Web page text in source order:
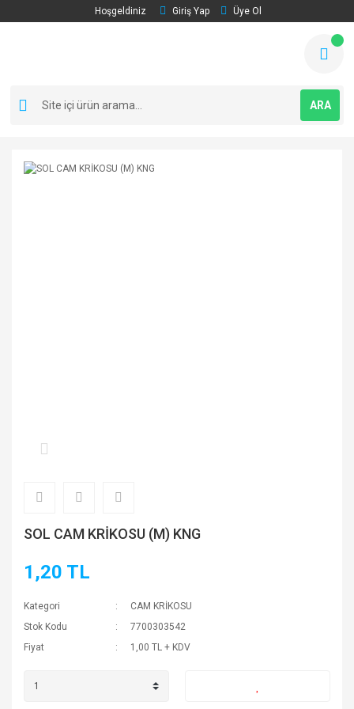
Hoşgeldiniz Giriş Yap Üye Ol
ARA
SOL CAM KRİKOSU (M) KNG
1,20 TL
Kategori
CAM KRİKOSU
Stok Kodu
7700303542
Fiyat
1,00 TL + KDV